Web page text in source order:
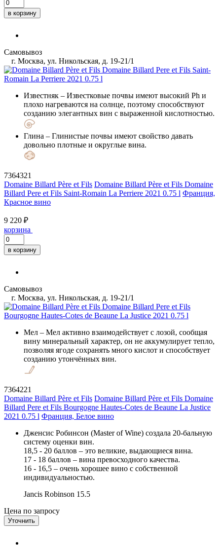
в корзину
Самовывоз
г. Москва, ул. Никольская, д. 19-21/1
Известняк – Известковые почвы имеют высокий Ph и
плохо нагреваются на солнце, поэтому способствуют
созданию элегантных вин с выраженной кислотностью.
Глина – Глинистые почвы имеют свойство давать
довольно плотные и округлые вина.
7364321
Domaine Billard Père et Fils Domaine Billard Père et Fils Domaine
Billard Pere et Fils Saint-Romain La Perriere 2021 0.75 l Франция,
Красное вино
9 220 ₽
корзина
в корзину
Самовывоз
г. Москва, ул. Никольская, д. 19-21/1
Мел – Мел активно взаимодействует с лозой, сообщая
вину минеральный характер, он не аккумулирует тепло,
позволяя ягоде сохранять много кислот и способствует
созданию утончённых вин.
7364221
Domaine Billard Père et Fils Domaine Billard Père et Fils Domaine
Billard Pere et Fils Bourgogne Hautes-Cotes de Beaune La Justice
2021 0.75 l Франция, Белое вино
Дженсис Робинсон (Master of Wine) создала 20-бальную
систему оценки вин.
18,5 - 20 баллов – это великие, выдающиеся вина.
17 - 18 баллов – вина превосходного качества.
16 - 16,5 – очень хорошее вино с собственной
индивидуальностью.
Jancis Robinson 15.5
Цена по запросу
Уточнить